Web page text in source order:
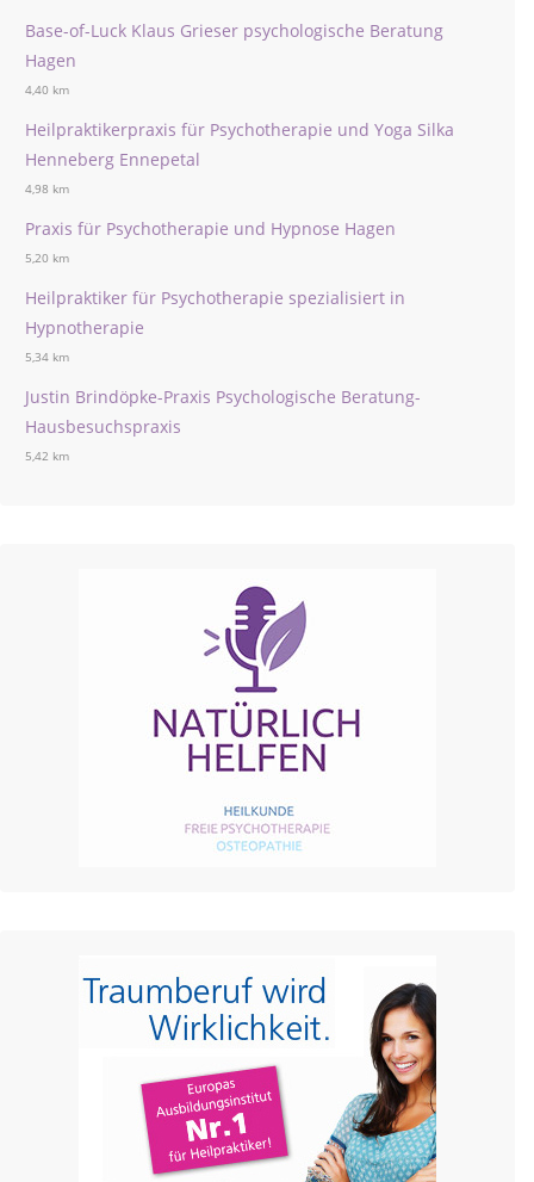
Base-of-Luck Klaus Grieser psychologische Beratung
Hagen
4,40 km
Heilpraktikerpraxis für Psychotherapie und Yoga Silka
Henneberg Ennepetal
4,98 km
Praxis für Psychotherapie und Hypnose Hagen
5,20 km
Heilpraktiker für Psychotherapie spezialisiert in
Hypnotherapie
5,34 km
Justin Brindöpke-Praxis Psychologische Beratung-
Hausbesuchspraxis
5,42 km